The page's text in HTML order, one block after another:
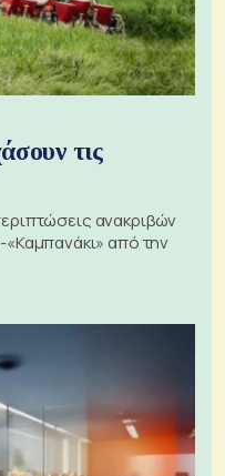
τις
ανακριβών
από την